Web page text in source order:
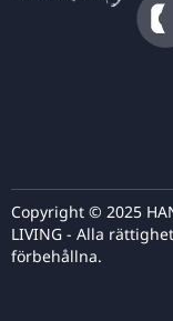
Copyright © 2025
LIVING - Alla
förbehållna.